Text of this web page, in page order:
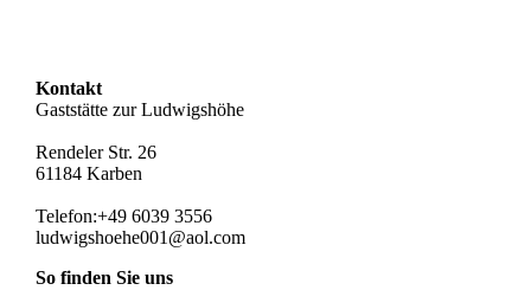
Kontakt
Gaststätte zur Ludwigshöhe
Rendeler Str. 26
61184 Karben
Telefon:+49 6039 3556
ludwigshoehe001@aol.com
So finden Sie uns